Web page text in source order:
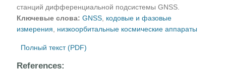
станций дифференциальной подсистемы GNSS.
Ключевые слова: GNSS кодовые и фазовые
измерения
низкоорбитальные космические аппараты
Полный текст (PDF)
References: